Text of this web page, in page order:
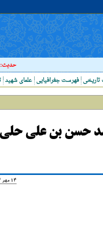
حدیث:
علمای شهید فهرست جغرافیایی
حسن بن علی حلی
14 مهر 1394, 11:47